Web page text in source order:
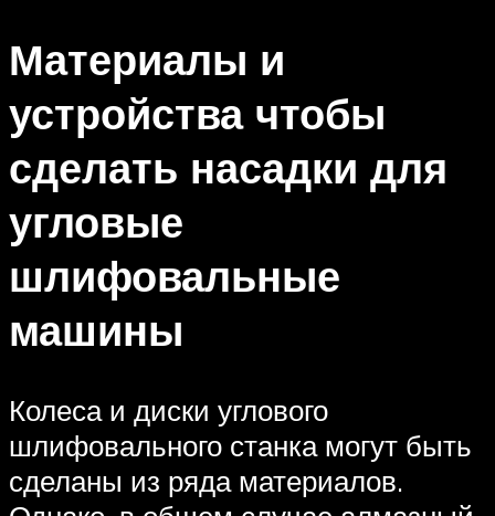
Материалы и
устройства чтобы
сделать насадки для
угловые
шлифовальные
машины
Колеса и диски углового
шлифовального станка могут быть
сделаны из ряда материалов.